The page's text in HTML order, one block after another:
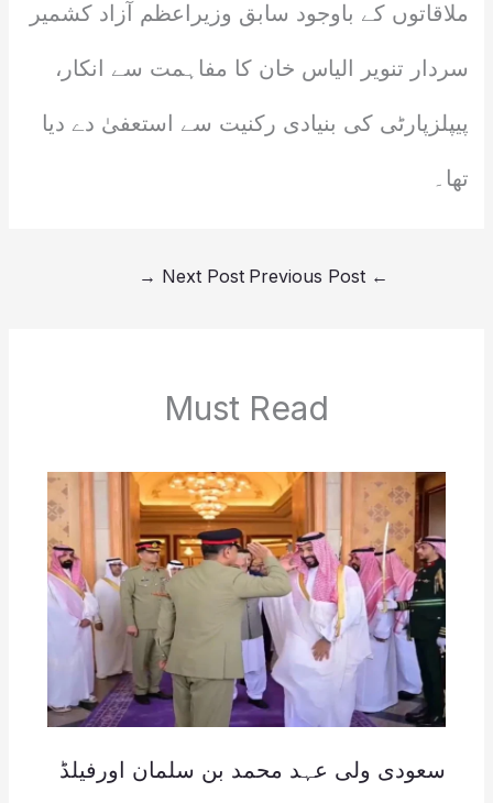
ملاقاتوں کے باوجود سابق وزیراعظم آزاد کشمیر
سردار تنویر الیاس خان کا مفاہمت سے انکار،
پیپلزپارٹی کی بنیادی رکنیت سے استعفیٰ دے دیا
تھا۔
←
Next Post
→
Must Read
سعودی ولی عہد محمد بن سلمان اورفیلڈ